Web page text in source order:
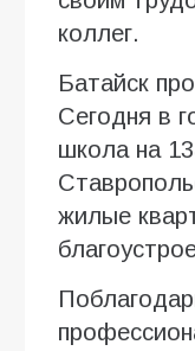
коллег.
Батайск
Сегодня в
школа на
жилые